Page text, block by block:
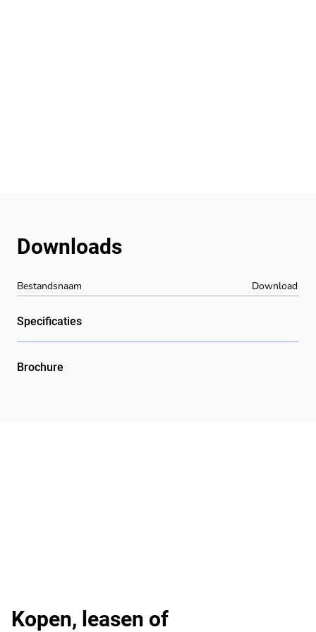
Bestandsnaam Download
Downloads
Specificaties
Brochure
Kopen, leasen of